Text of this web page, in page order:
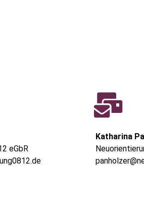
eGbR
Katharina